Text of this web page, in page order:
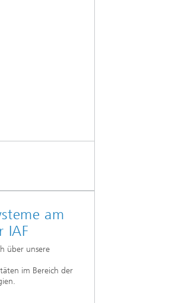
am
IAF
über unsere
im Bereich der